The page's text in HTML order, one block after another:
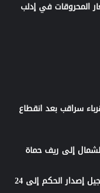
المحروقات في إدلب
سراقب بعد انقطاع
الجلسة الخامسة لمحاكمة احمد حسون.. تاجيل إصدار الحكم إلى 24